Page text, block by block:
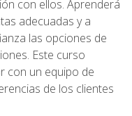
con ellos. Aprenderá
adecuadas y a
las opciones de
Este curso
con un equipo de
de los clientes